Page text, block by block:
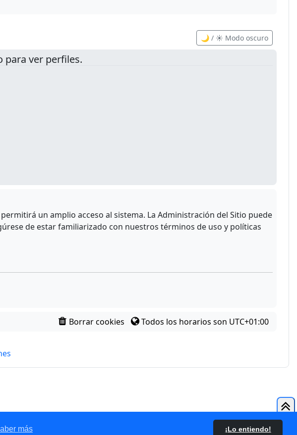
más ¡Lo entiendo!
🌙 / ☀️ Modo oscuro
para ver perfiles.
un amplio acceso al sistema. La Administración del Sitio puede
de estar familiarizado con nuestros términos de uso y políticas
Borrar cookies Todos los horarios son UTC+01:00